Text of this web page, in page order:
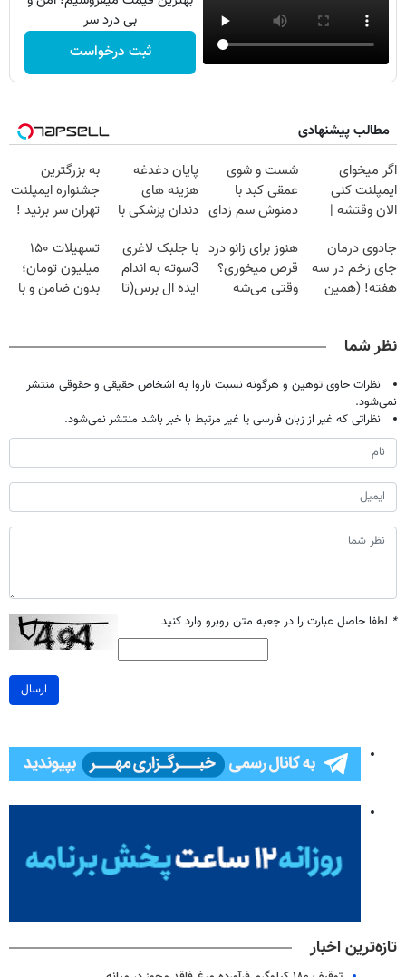
بی درد سر
ثبت درخواست
مطالب پیشنهادی
اگر میخوای
ایمپلنت کنی
الان وقتشه |
میلیون تومان!!!
شست و شوی
عمقی کبد با
دمنوش سم زدای
پایان دغدغه
هزینه های
دندان پزشکی با
خانگی
به بزرگترین
جشنواره ایمپلنت
تهران سر بزنید !
میلیون !
جادوی درمان
جای زخم در سه
هفته! (همین
هنوز برای زانو درد
قرص میخوری؟
وقتی می‌شه
با جلبک لاغری
3سوته به اندام
ایده ال برس(تا
تسهیلات ۱۵۰
میلیون تومان؛
بدون ضامن و با
نظر شما
نظرات حاوی توهین و هرگونه نسبت ناروا به اشخاص حقیقی و حقوقی منتشر
نمی‌شود.
نظراتی که غیر از زبان فارسی یا غیر مرتبط با خبر باشد منتشر نمی‌شود.
* لطفا حاصل عبارت را در جعبه متن روبرو وارد کنید
ارسال
تازه‌ترین اخبار